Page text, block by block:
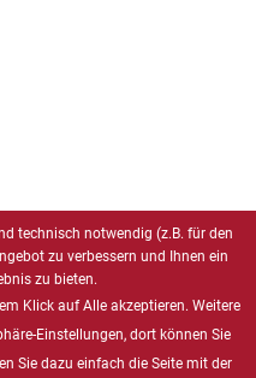
technisch notwendig (z.B. für den
zu verbessern und Ihnen ein
zu bieten.
Klick auf Alle akzeptieren. Weitere
Einstellungen, dort können Sie
Sie dazu einfach die Seite mit der